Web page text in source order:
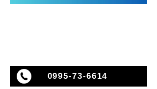
0995-73-6614